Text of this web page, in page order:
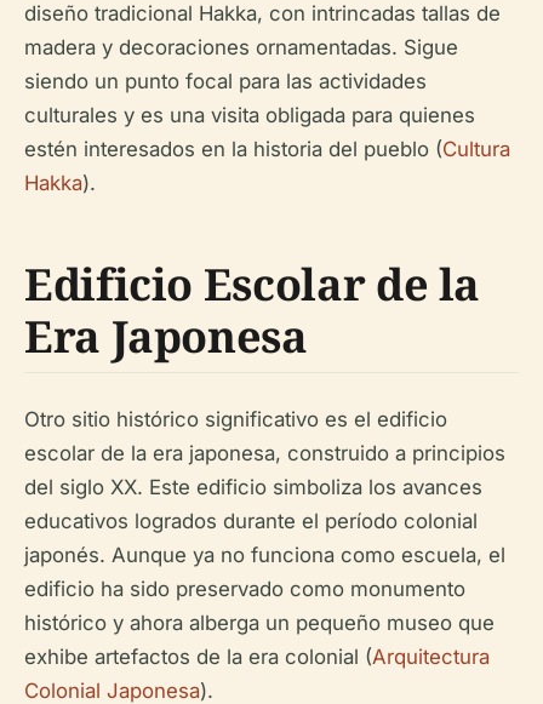
diseño tradicional Hakka, con intrincadas tallas de
madera y decoraciones ornamentadas. Sigue
siendo un punto focal para las actividades
culturales y es una visita obligada para quienes
estén interesados en la historia del pueblo (Cultura
Hakka).
Edificio Escolar de la
Era Japonesa
Otro sitio histórico significativo es el edificio
escolar de la era japonesa, construido a principios
del siglo XX. Este edificio simboliza los avances
educativos logrados durante el período colonial
japonés. Aunque ya no funciona como escuela, el
edificio ha sido preservado como monumento
histórico y ahora alberga un pequeño museo que
exhibe artefactos de la era colonial (Arquitectura
Colonial Japonesa).